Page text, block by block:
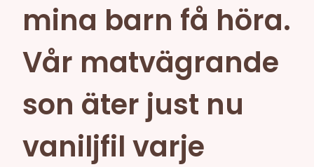
mina barn få höra.
Vår matvägrande
son äter just nu
vaniljfil varje